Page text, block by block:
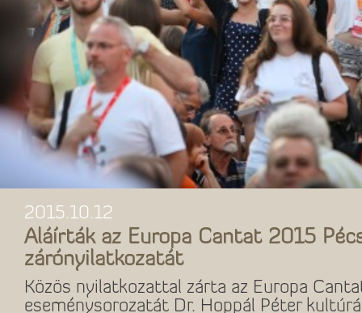
2015.10.12
Aláírták az Europa Cantat 2015
zárónyilatkozatát
Közös nyilatkozattal zárta az Europa
eseménysorozatát Dr. Hoppál Péter